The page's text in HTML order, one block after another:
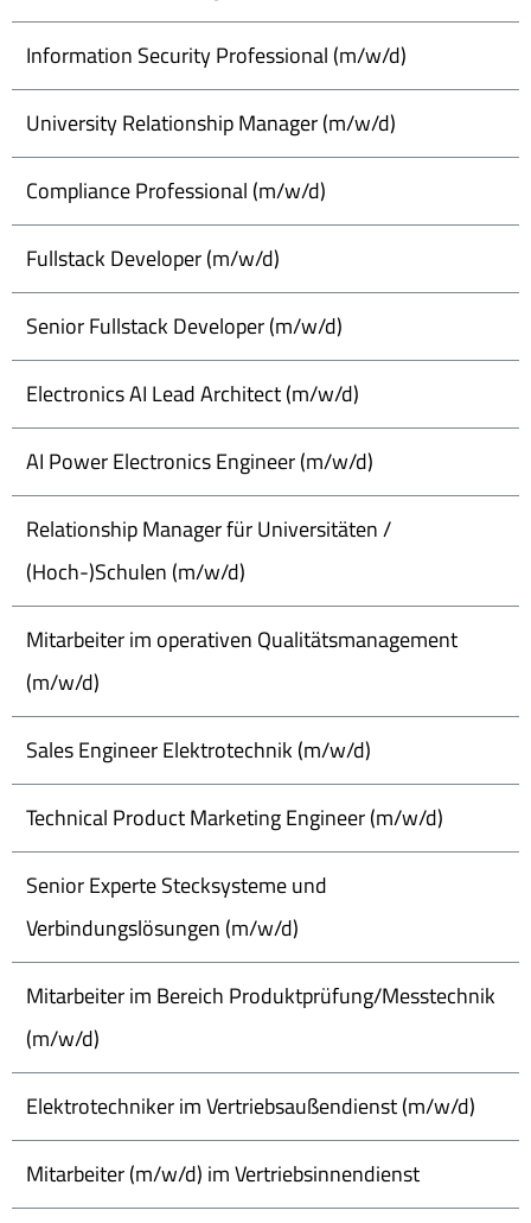
Information Security Professional (m/w/d)
University Relationship Manager (m/w/d)
Compliance Professional (m/w/d)
Fullstack Developer (m/w/d)
Senior Fullstack Developer (m/w/d)
Electronics AI Lead Architect (m/w/d)
AI Power Electronics Engineer (m/w/d)
Relationship Manager für Universitäten /
(Hoch-)Schulen (m/w/d)
Mitarbeiter im operativen Qualitätsmanagement
(m/w/d)
Sales Engineer Elektrotechnik (m/w/d)
Technical Product Marketing Engineer (m/w/d)
Senior Experte Stecksysteme und
Verbindungslösungen (m/w/d)
Mitarbeiter im Bereich Produktprüfung/Messtechnik
(m/w/d)
Elektrotechniker im Vertriebsaußendienst (m/w/d)
Mitarbeiter (m/w/d) im Vertriebsinnendienst